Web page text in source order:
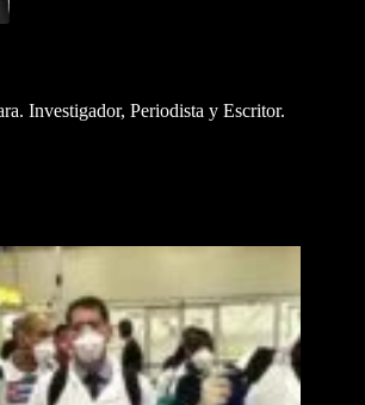
Investigador, Periodista y Escritor.